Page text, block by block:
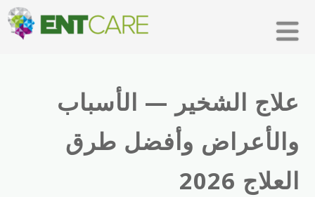
علاج الشخير — الأسباب
والأعراض وأفضل طرق
العلاج 2026